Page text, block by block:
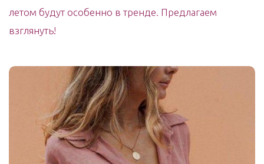
летом будут особенно в тренде. Предлагаем
взглянуть!